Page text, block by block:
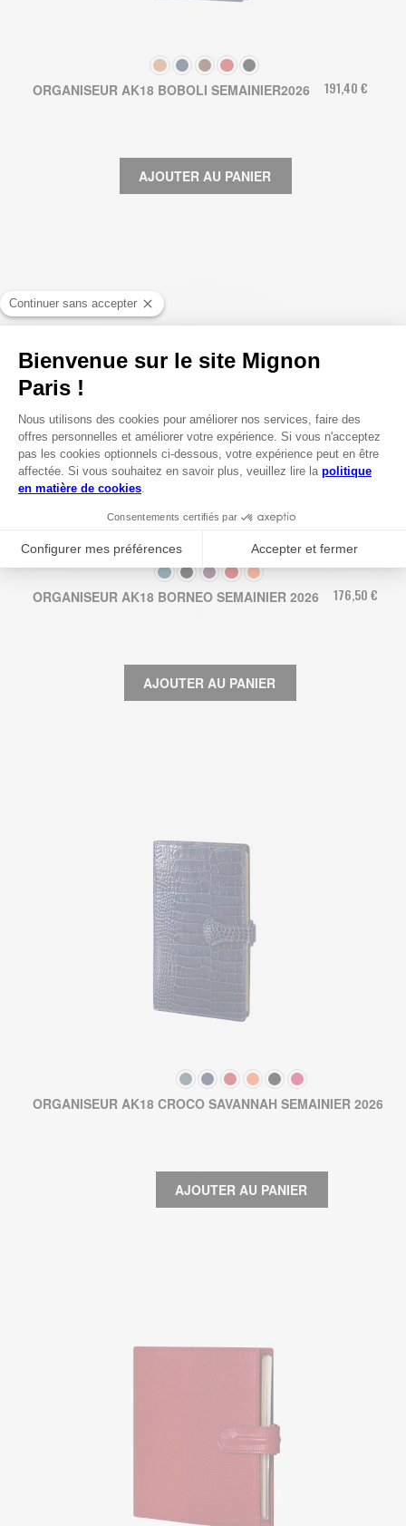
COULEUR
ORGANISEUR AK18 BOBOLI SEMAINIER2026 191,40 €
AJOUTER AU PANIER
COULEUR
ORGANISEUR AK18 BORNEO SEMAINIER 2026 176,50 €
AJOUTER AU PANIER
COULEUR
ORGANISEUR AK18 CROCO SAVANNAH SEMAINIER 2026
AJOUTER AU PANIER